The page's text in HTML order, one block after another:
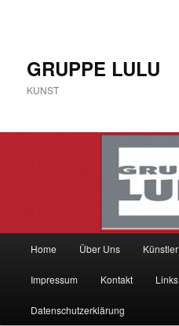
GRUPPE LULU
KUNST
Home Über Uns Künstler
Impressum Kontakt Links
Datenschutzerklärung